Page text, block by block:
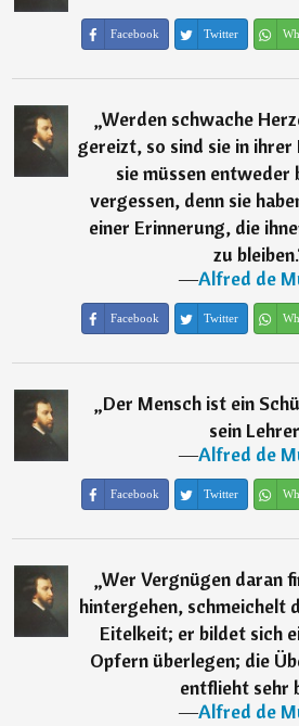
Facebook Twitter
„Werden schwache
gereizt, so sind sie in
sie müssen entweder
vergessen, denn sie
einer Erinnerung, die
zu bleiben.
―Alfred de
Facebook Twitter
„Der Mensch ist ein
sein
―Alfred de
Facebook Twitter
„Wer Vergnügen daran
hintergehen, schmeichelt
Eitelkeit; er bildet sich
Opfern überlegen; die
entflieht sehr
―Alfred de